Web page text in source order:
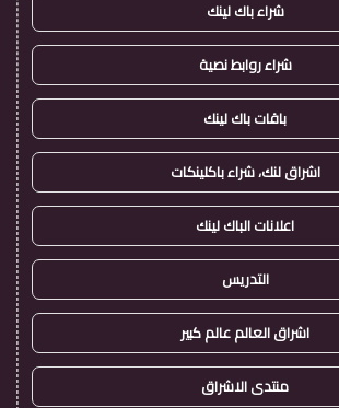
شراء باك لينك
شراء روابط نصية
باقات باك لينك
اشراق لنك، شراء باكلينكات
اعلانات الباك لينك
التدريس
اشراق العالم عالم كبير
منتدى الاشراق